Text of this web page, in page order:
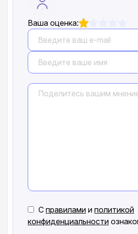
Ваша оценка:
С правилами и политикой
конфиденциальности